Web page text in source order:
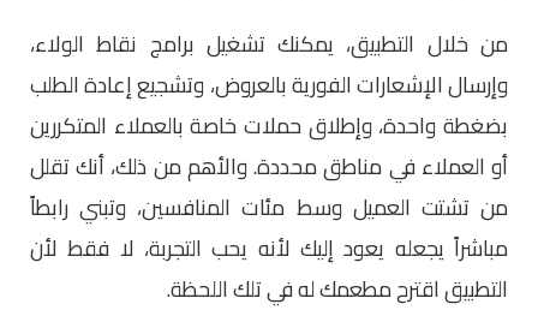
من خلال التطبيق، يمكنك تشغيل برامج نقاط الولاء،
وإرسال الإشعارات الفورية بالعروض، وتشجيع إعادة الطلب
بضغطة واحدة، وإطلاق حملات خاصة بالعملاء المتكررين
أو العملاء في مناطق محددة. والأهم من ذلك، أنك تقلل
من تشتت العميل وسط مئات المنافسين، وتبني رابطاً
مباشراً يجعله يعود إليك لأنه يحب التجربة، لا فقط لأن
التطبيق اقترح مطعمك له في تلك اللحظة.